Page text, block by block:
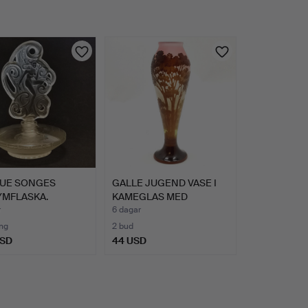
SONGES
GALLE JUGEND VASE I
KAMEGLAS MED
TRÄDMOTIV.
6 dagar
2 bud
44 USD